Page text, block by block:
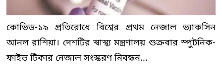
কোভিড-১৯ প্রতিরোধে বিশ্বের প্রথম নেজাল ভ্যাকসিন
আনল রাশিয়া। দেশটির স্বাস্থ্য মন্ত্রণালয় শুক্রবার স্পুটনিক-
ফাইভ টিকার নেজাল সংস্করণ নিবন্ধন...